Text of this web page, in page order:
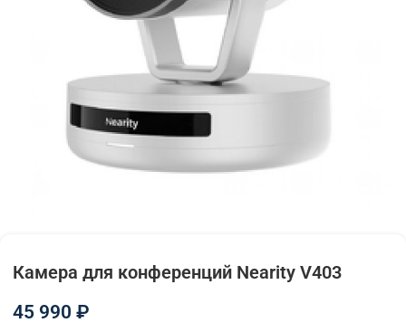
Камера для конференций Nearity V403
45 990 ₽